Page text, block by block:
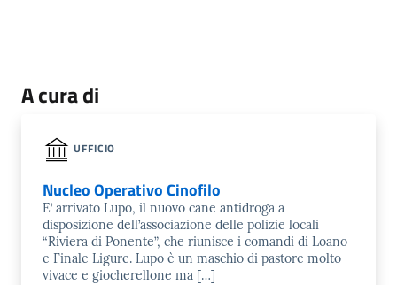
A cura di
UFFICIO
Nucleo Operativo Cinofilo
E’ arrivato Lupo, il nuovo cane antidroga a
disposizione dell’associazione delle polizie locali
“Riviera di Ponente”, che riunisce i comandi di Loano
e Finale Ligure. Lupo è un maschio di pastore molto
vivace e giocherellone ma […]